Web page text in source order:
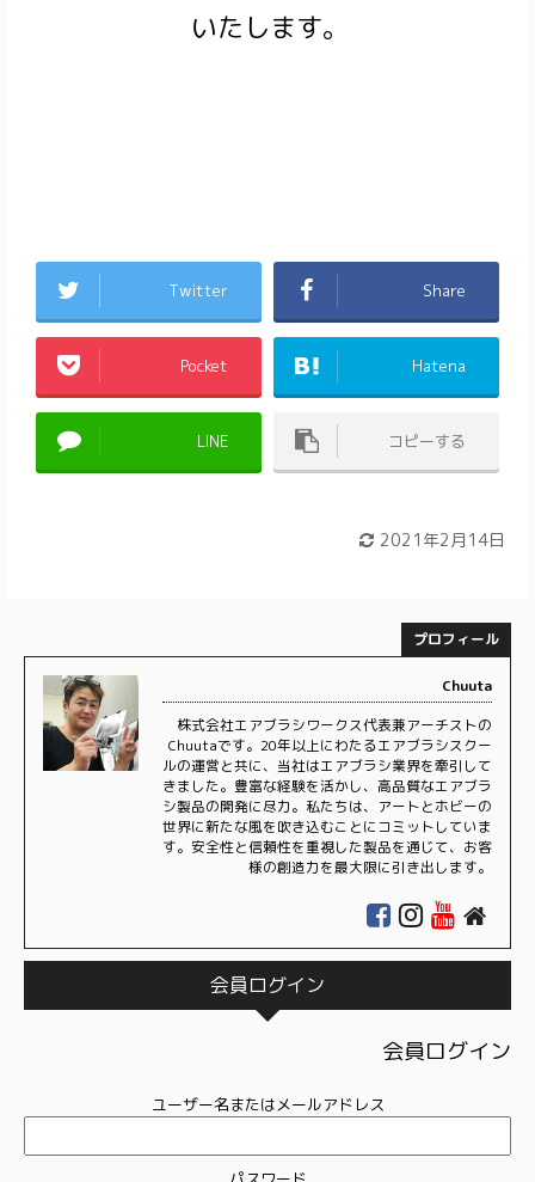
いたします。
Twitter Share
Pocket Hatena
LINE コピーする
2021年2月14日
プロフィール
Chuuta
株式会社エアブラシワークス代表兼アーチストの
Chuutaです。20年以上にわたるエアブラシスクー
ルの運営と共に、当社はエアブラシ業界を牽引して
きました。豊富な経験を活かし、高品質なエアブラ
シ製品の開発に尽力。私たちは、アートとホビーの
世界に新たな風を吹き込むことにコミットしていま
す。安全性と信頼性を重視した製品を通じて、お客
様の創造力を最大限に引き出します。
会員ログイン
会員ログイン
ユーザー名またはメールアドレス